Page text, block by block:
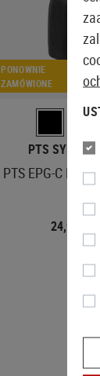
PONOWNIE
ZAMÓWIONE
PTS
PTS EPG-C M4
24,90 €